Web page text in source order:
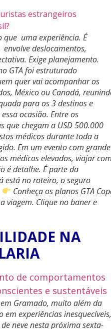
que uma experiência. É
deslocamentos,
Exige planejamento.
GTA foi estruturado
quer vai acompanhar os
México ou Canadá,
para os 3 destinos e
ocasião. Entre os
que chegam a USD 500.000
médicos durante toda a
Em um evento com grande
médicos elevados, viajar
é detalhe. É parte da
está no roteiro, o seguro
Conheça os planos GTA
viagem. Clique no baner e
NA
Gramado, muito além da
em experiências inesquecíveis,
neve nesta próxima sexta-